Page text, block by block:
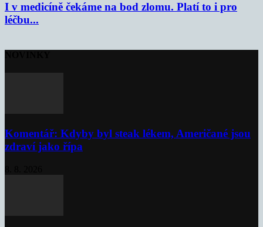
I v medicíně čekáme na bod zlomu. Platí to i pro
léčbu...
Komentář: Kdyby byl steak lékem, Američané jsou
zdraví jako řípa